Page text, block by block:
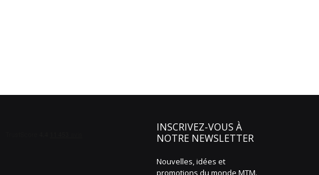
INSCRIVEZ-VOUS À
NOTRE NEWSLETTER
Nouvelles, idées et
promotions du monde MTM.